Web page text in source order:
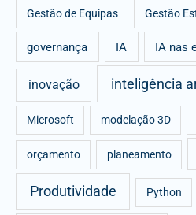
Gestão de Equipas Gestão
governança IA IA nas
inovação inteligência
Microsoft modelação 3D
orçamento planeamento
Produtividade Python